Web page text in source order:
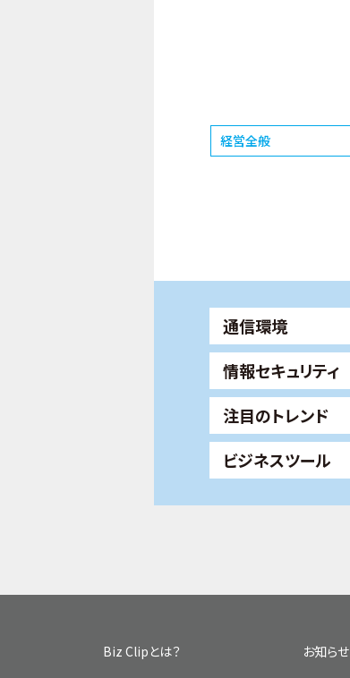
経営全般
通信環境
情報セキュリティ
注目のトレンド
ビジネスツール
Biz Clipとは？ お知らせ